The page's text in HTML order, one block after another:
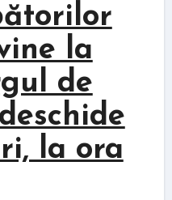
la
de
la ora